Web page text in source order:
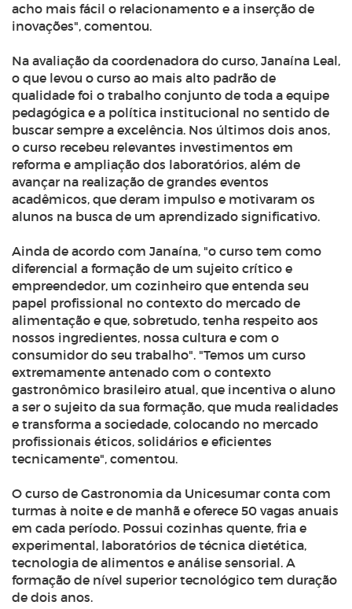
acho mais fácil o relacionamento e a inserção de
inovações", comentou.
Na avaliação da coordenadora do curso, Janaína Leal,
o que levou o curso ao mais alto padrão de
qualidade foi o trabalho conjunto de toda a equipe
pedagógica e a política institucional no sentido de
buscar sempre a excelência. Nos últimos dois anos,
o curso recebeu relevantes investimentos em
reforma e ampliação dos laboratórios, além de
avançar na realização de grandes eventos
acadêmicos, que deram impulso e motivaram os
alunos na busca de um aprendizado significativo.
Ainda de acordo com Janaína, "o curso tem como
diferencial a formação de um sujeito crítico e
empreendedor, um cozinheiro que entenda seu
papel profissional no contexto do mercado de
alimentação e que, sobretudo, tenha respeito aos
nossos ingredientes, nossa cultura e com o
consumidor do seu trabalho". "Temos um curso
extremamente antenado com o contexto
gastronômico brasileiro atual, que incentiva o aluno
a ser o sujeito da sua formação, que muda realidades
e transforma a sociedade, colocando no mercado
profissionais éticos, solidários e eficientes
tecnicamente", comentou.
O curso de Gastronomia da Unicesumar conta com
turmas à noite e de manhã e oferece 50 vagas anuais
em cada período. Possui cozinhas quente, fria e
experimental, laboratórios de técnica dietética,
tecnologia de alimentos e análise sensorial. A
formação de nível superior tecnológico tem duração
de dois anos.